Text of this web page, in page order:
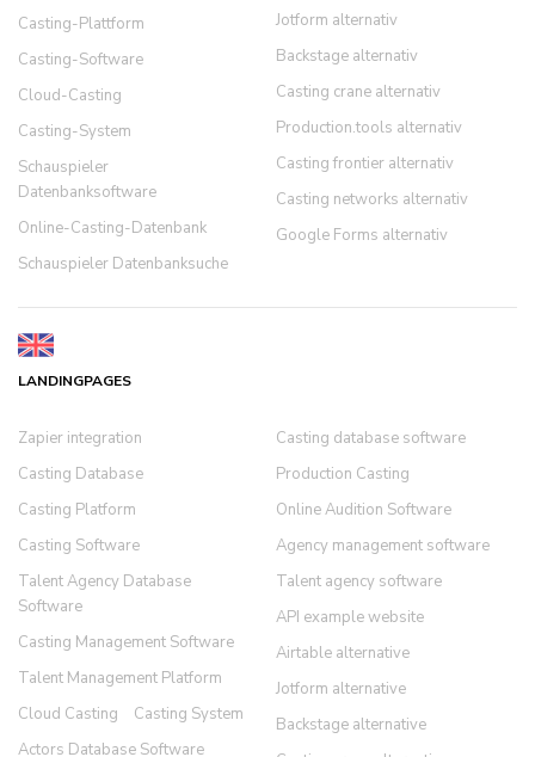
Casting-Plattform
Casting-Software
Cloud-Casting
Casting-System
Schauspieler
Datenbanksoftware
Online-Casting-Datenbank
Schauspieler Datenbanksuche
Jotform alternativ
Backstage alternativ
Casting crane alternativ
Production.tools alternativ
Casting frontier alternativ
Casting networks alternativ
Google Forms alternativ
LANDINGPAGES
Zapier integration
Casting Database
Casting Platform
Casting Software
Talent Agency Database
Software
Casting Management Software
Talent Management Platform
Cloud Casting
Casting System
Actors Database Software
Casting database software
Production Casting
Online Audition Software
Agency management software
Talent agency software
API example website
Airtable alternative
Jotform alternative
Backstage alternative